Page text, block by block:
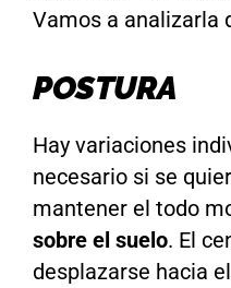
Vamos a analizarla
POSTURA
Hay variaciones
necesario si se
mantener el todo
sobre el suelo. El
desplazarse hacia